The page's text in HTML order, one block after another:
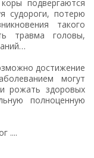
подвергаются
судороги, потерю
такого
травма головы,
достижение
могут
рожать здоровых
полноценную
....